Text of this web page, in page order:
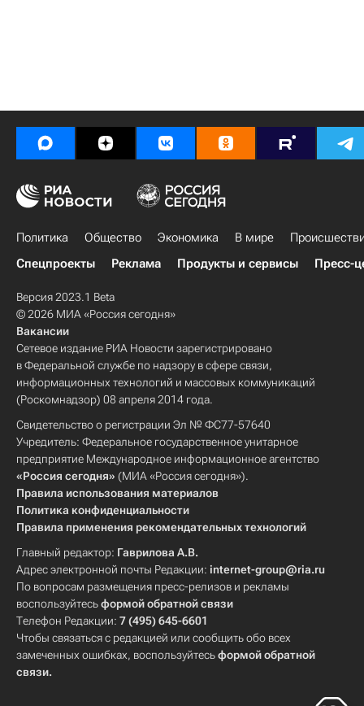
Политика Общество Экономика В мире
Спецпроекты
Реклама Продукты и сервисы Пресс-
Версия 2023.1 Beta
© 2026 МИА «Россия сегодня»
Вакансии
Сетевое издание РИА Новости зарегистрировано
в Федеральной службе по надзору в сфере связи,
информационных технологий и массовых коммуникаций
(Роскомнадзор) 08 апреля 2014 года.
Свидетельство о регистрации Эл № ФС77-57640
Учредитель: Федеральное государственное унитарное
предприятие Международное информационное агентство
«Россия сегодня» (МИА «Россия сегодня»).
Правила использования материалов
Политика конфиденциальности
Правила применения рекомендательных технологий
Главный редактор: Гаврилова А.В.
Адрес электронной почты Редакции: internet-group@ria.ru
По вопросам размещения пресс-релизов и рекламы
воспользуйтесьформой обратной связи
Телефон Редакции: 7 (495) 645-6601
Чтобы связаться с редакцией или сообщить обо всех
замеченных ошибках, воспользуйтесьформой обратной
связи.